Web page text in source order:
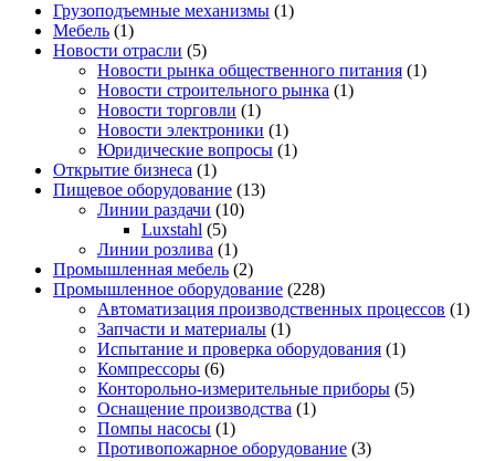
Грузоподъемные механизмы (1)
Мебель (1)
Новости отрасли (5)
Новости рынка общественного питания (1)
Новости строительного рынка (1)
Новости торговли (1)
Новости электроники (1)
Юридические вопросы (1)
Открытие бизнеса (1)
Пищевое оборудование (13)
Линии раздачи (10)
Luxstahl (5)
Линии розлива (1)
Промышленная мебель (2)
Промышленное оборудование (228)
Автоматизация производственных процессов (1)
Запчасти и материалы (1)
Испытание и проверка оборудования (1)
Компрессоры (6)
Конторольно-измерительные приборы (5)
Оснащение производства (1)
Помпы насосы (1)
Противопожарное оборудование (3)